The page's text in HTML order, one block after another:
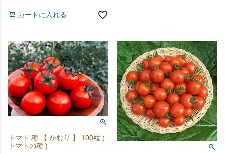
カートに入れる
トマト 種 【 かむり 】 100粒 (
トマトの種 )